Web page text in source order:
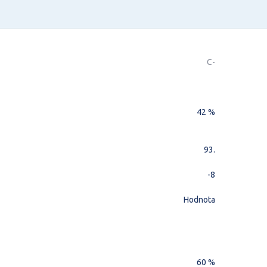
C-
42 %
93.
-8
Hodnota
60 %